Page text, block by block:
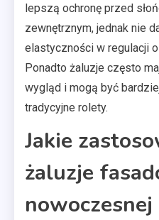
lepszą ochronę przed
zewnętrznym, jednak nie
elastyczności w regulacji
Ponadto żaluzje często
wygląd i mogą być
tradycyjne rolety.
Jakie
żaluzje
nowoczesnej